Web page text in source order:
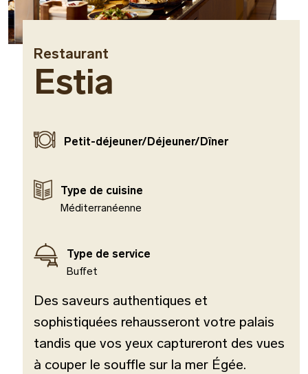
Restaurant
Estia
Des saveurs authentiques et
sophistiquées rehausseront votre palais
tandis que vos yeux captureront des vues
à couper le souffle sur la mer Égée.
Petit-déjeuner/Déjeuner/Dîner
Type de cuisine
Méditerranéenne
Type de service
Buffet